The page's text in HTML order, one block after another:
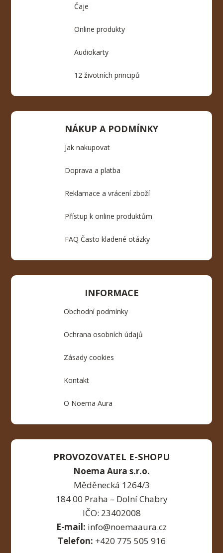
Čaje
Online produkty
Audiokarty
12 životních principů
NÁKUP A PODMÍNKY
Jak nakupovat
Doprava a platba
Reklamace a vrácení zboží
Přístup k online produktům
FAQ Často kladené otázky
INFORMACE
Obchodní podmínky
Ochrana osobních údajů
Zásady cookies
Kontakt
O Noema Aura
PROVOZOVATEL E-SHOPU
Noema Aura s.r.o.
Měděnecká 1264/3
184 00 Praha – Dolní Chabry
IČO: 23402008
E-mail: info@noemaaura.cz
Telefon: +420 775 505 916